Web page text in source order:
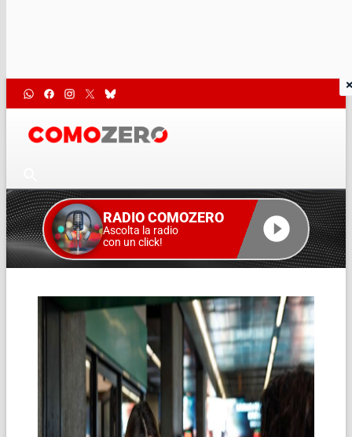
RADIO COMOZERO
Ascolta la radio
con un click!